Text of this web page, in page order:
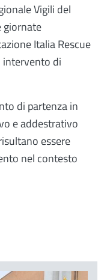
Vigili del
giornate
Italia Rescue
intervento di
di partenza in
e addestrativo
essere
nel contesto